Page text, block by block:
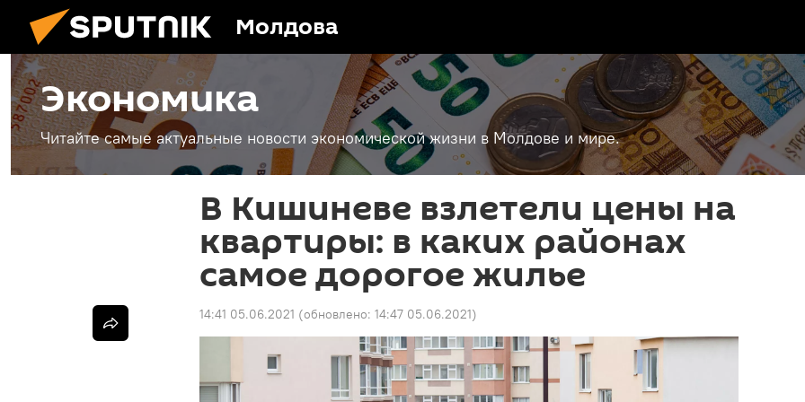
Молдова
Экономика
Читайте самые актуальные новости экономической жизни в Молдове и мире.
В Кишиневе взлетели цены на
квартиры: в каких районах
самое дорогое жилье
14:41 05.06.2021 (обновлено: 14:47 05.06.2021)